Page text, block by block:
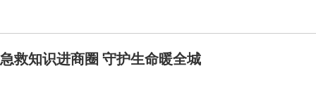
急救知识进商圈 守护生命暖全城